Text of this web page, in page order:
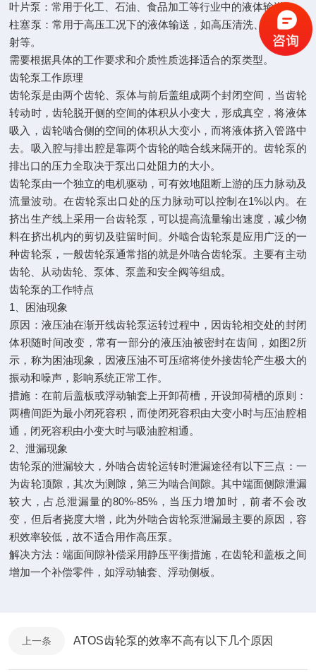
叶片泵：常用于化工、石油、食品加工等行业中的液体输送。
柱塞泵：常用于高压工况下的液体输送，如高压清洗、喷涂、注
射等。
需要根据具体的工作要求和介质性质选择适合的泵类型。
齿轮泵工作原理
齿轮泵是由两个齿轮、泵体与前后盖组成两个封闭空间，当齿轮
转动时，齿轮脱开侧的空间的体积从小变大，形成真空，将液体
吸入，齿轮啮合侧的空间的体积从大变小，而将液体挤入管路中
去。吸入腔与排出腔是靠两个齿轮的啮合线来隔开的。齿轮泵的
排出口的压力全取决于泵出口处阻力的大小。
齿轮泵由一个独立的电机驱动，可有效地阻断上游的压力脉动及
流量波动。在齿轮泵出口处的压力脉动可以控制在1%以内。在
挤出生产线上采用一台齿轮泵，可以提高流量输出速度，减少物
料在挤出机内的剪切及驻留时间。外啮合齿轮泵是应用广泛的一
种齿轮泵，一般齿轮泵通常指的就是外啮合齿轮泵。主要有主动
齿轮、从动齿轮、泵体、泵盖和安全阀等组成。
齿轮泵的工作特点
1、困油现象
原因：液压油在渐开线齿轮泵运转过程中，因齿轮相交处的封闭
体积随时间改变，常有一部分的液压油被密封在齿间，如图2所
示，称为困油现象，因液压油不可压缩将使外接齿轮产生极大的
振动和噪声，影响系统正常工作。
措施：在前后盖板或浮动轴套上开卸荷槽，开设卸荷槽的原则：
两槽间距为最小闭死容积，而使闭死容积由大变小时与压油腔相
通，闭死容积由小变大时与吸油腔相通。
2、泄漏现象
齿轮泵的泄漏较大，外啮合齿轮运转时泄漏途径有以下三点：一
为齿轮顶隙，其次为测隙，第三为啮合间隙。其中端面侧隙泄漏
较大，占总泄漏量的80%-85%，当压力增加时，前者不会改
变，但后者挠度大增，此为外啮合齿轮泵泄漏最主要的原因，容
积效率较低，故不适合用作高压泵。
解决方法：端面间隙补偿采用静压平衡措施，在齿轮和盖板之间
增加一个补偿零件，如浮动轴套、浮动侧板。
上一条 ATOS齿轮泵的效率不高有以下几个原因